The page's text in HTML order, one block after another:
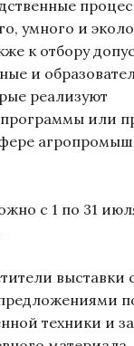
умного и
к отбору
и
реализуют
или
с 1 по 31
выставки
техники и